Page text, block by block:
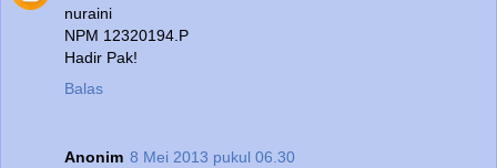
nuraini
NPM 12320194.P
Hadir Pak!
Balas
Anonim 8 Mei 2013 pukul 06.30